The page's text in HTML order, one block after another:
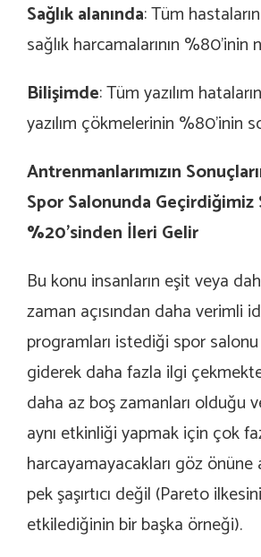
Sağlık alanında: Tüm
sağlık harcamalarının %80’inin
Bilişimde: Tüm yazılım
yazılım çökmelerinin %80’inin
Antrenmanlarımızın
Spor Salonunda Geçirdiğimiz
%20’sinden İleri Gelir
Bu konu insanların eşit veya
zaman açısından daha verimli
programları istediği spor
giderek daha fazla ilgi
daha az boş zamanları olduğu
aynı etkinliği yapmak için çok
harcayamayacakları göz önüne
pek şaşırtıcı değil (Pareto
etkilediğinin bir başka örneği).